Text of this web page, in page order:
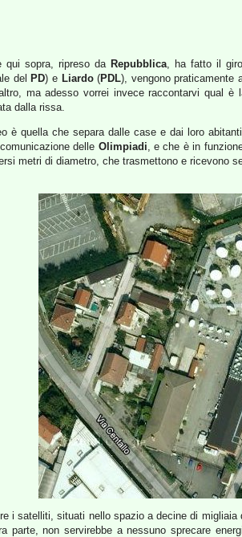
qui sopra, ripreso da Repubblica, ha fatto il
del PD) e Liardo(PDL), vengono praticamente
ma adesso vorrei invece raccontarvi qual
dalla rissa.
è quella che separa dalle case e dai loro
delle Olimpiadi, e che è in
metri di diametro, che trasmettono e ricevono
i satelliti, situati nello spazio a decine di
parte, non servirebbe a nessuno sprecare